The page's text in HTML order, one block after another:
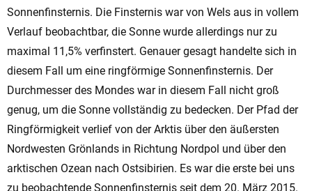
Sonnenfinsternis. Die Finsternis war von Wels aus in vollem
Verlauf beobachtbar, die Sonne wurde allerdings nur zu
maximal 11,5% verfinstert. Genauer gesagt handelte sich in
diesem Fall um eine ringförmige Sonnenfinsternis. Der
Durchmesser des Mondes war in diesem Fall nicht groß
genug, um die Sonne vollständig zu bedecken. Der Pfad der
Ringförmigkeit verlief von der Arktis über den äußersten
Nordwesten Grönlands in Richtung Nordpol und über den
arktischen Ozean nach Ostsibirien. Es war die erste bei uns
zu beobachtende Sonnenfinsternis seit dem 20. März 2015.